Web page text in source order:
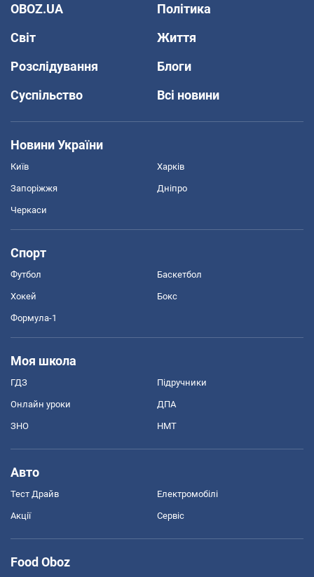
OBOZ.UA
Політика
Світ
Життя
Розслідування
Блоги
Суспільство
Всі новини
Новини України
Київ Харків
Запоріжжя Дніпро
Черкаси
Спорт
Футбол Баскетбол
Хокей Бокс
Формула-1
Моя школа
ГДЗ Підручники
Онлайн уроки ДПА
ЗНО НМТ
Авто
Тест Драйв Електромобілі
Акції Сервіс
Food Oboz